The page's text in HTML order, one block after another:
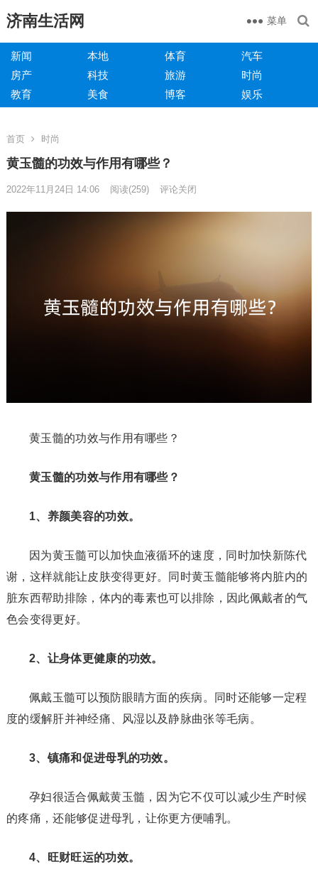
济南生活网 菜单
新闻 本地 体育
汽车
房产
科技 旅游
时尚
教育
美食 博客 娱乐
首页 时尚
黄玉髓的功效与作用有哪些？
2022年11月24日 14:06 阅读(259) 评论关闭
黄玉髓的功效与作用有哪些？
黄玉髓的功效与作用有哪些？
1、养颜美容的功效。
因为黄玉髓可以加快血液循环的速度，同时加快新陈代
谢，这样就能让皮肤变得更好。同时黄玉髓能够将内脏内的
脏东西帮助排除，体内的毒素也可以排除，因此佩戴者的气
色会变得更好。
2、让身体更健康的功效。
佩戴玉髓可以预防眼睛方面的疾病。同时还能够一定程
度的缓解肝并神经痛、风湿以及静脉曲张等毛病。
3、镇痛和促进母乳的功效。
孕妇很适合佩戴黄玉髓，因为它不仅可以减少生产时候
的疼痛，还能够促进母乳，让你更方便哺乳。
4、旺财旺运的功效。